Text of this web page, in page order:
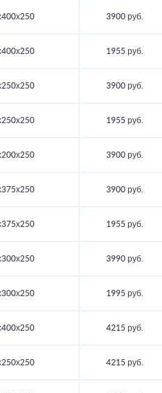
3900 руб.
1955 руб.
3900 руб.
1955 руб.
3900 руб.
3900 руб.
1955 руб.
3990 руб.
1995 руб.
4215 руб.
4215 руб.